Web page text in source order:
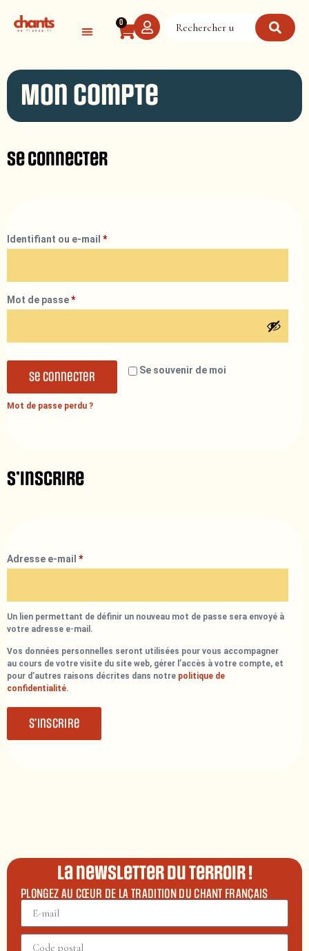
0
Mon compte
Se connecter
Identifiant ou e-mail *
Mot de passe*
Se souvenir de moi
Se connecter
Mot de passe perdu ?
S’inscrire
Adresse e-mail *
Un lien permettant de définir un nouveau mot de passe sera envoyé à
votre adresse e-mail.
Vos données personnelles seront utilisées pour vous accompagner
au cours de votre visite du site web, gérer l’accès à votre compte, et
pour d’autres raisons décrites dans notre politique de
confidentialité.
S’inscrire
La newsletter du terroir !
PLONGEZ AU CŒUR DE LA TRADITION DU CHANT FRANÇAIS